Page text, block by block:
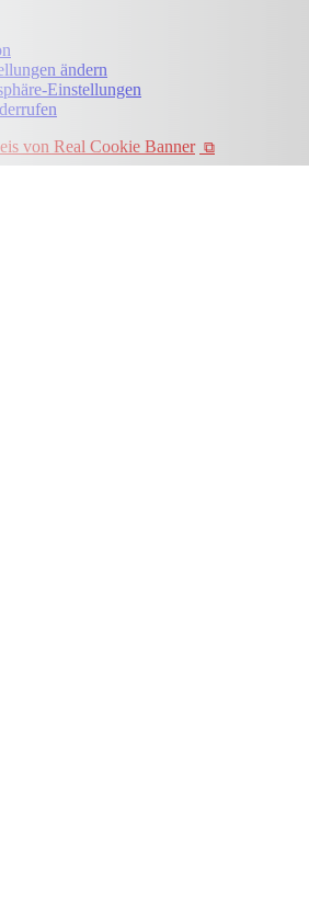
ändern
Einstellungen
von Real Cookie Banner